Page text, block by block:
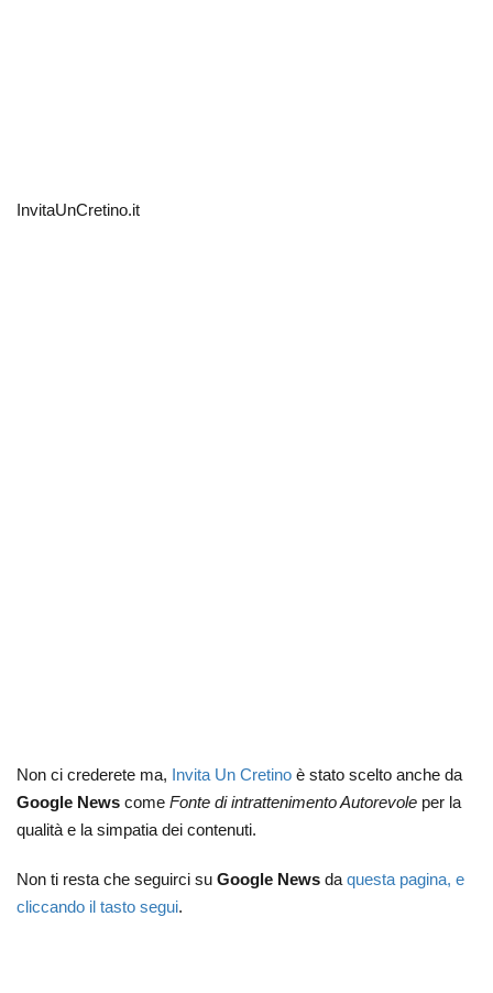
InvitaUnCretino.it
Non ci crederete ma, Invita Un Cretino è stato scelto anche da
Google News come Fonte di intrattenimento Autorevole per la
qualità e la simpatia dei contenuti.
Non ti resta che seguirci su Google News da questa pagina, e
cliccando il tasto segui.